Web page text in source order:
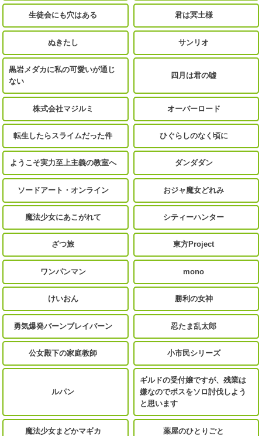
生徒会にも穴はある 君は冥土様
ぬきたし サンリオ
黒岩メダカに私の可愛いが通じ
ない
四月は君の嘘
株式会社マジルミ オーバーロード
転生したらスライムだった件 ひぐらしのなく頃に
ようこそ実力至上主義の教室へ ダンダダン
ソードアート・オンライン おジャ魔女どれみ
魔法少女にあこがれて シティーハンター
ざつ旅 東方Project
ワンパンマン mono
けいおん 勝利の女神
勇気爆発バーンブレイバーン 忍たま乱太郎
公女殿下の家庭教師 小市民シリーズ
ルパン
ギルドの受付嬢ですが、残業は
嫌なのでボスをソロ討伐しよう
と思います
魔法少女まどかマギカ 薬屋のひとりごと